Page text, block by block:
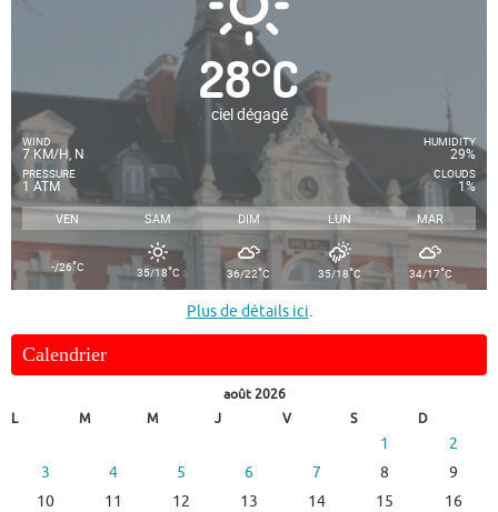
28°C
ciel dégagé
WIND
7 KM/H, N
PRESSURE
1 ATM
HUMIDITY
29%
CLOUDS
1%
VEN SAM DIM LUN MAR
-/26°C 35/18°C 36/22°C 35/18°C 34/17°C
Plus de détails ici.
Calendrier
août 2026
L
M M J V S D
1
2
3
4 5 6 7 8
9
10
11 12 13 14 15
16